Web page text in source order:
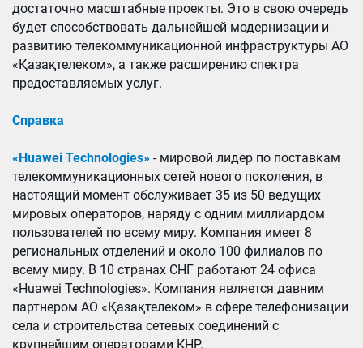
достаточно масштабные проекты. Это в свою очередь
будет способствовать дальнейшей модернизации и
развитию телекоммуникационной инфраструктуры АО
«Қазақтелеком», а также расширению спектра
предоставляемых услуг.
Справка
«Huawei Technologies» - мировой лидер по поставкам
телекоммуникационных сетей нового поколения, в
настоящий момент обслуживает 35 из 50 ведущих
мировых операторов, наряду с одним миллиардом
пользователей по всему миру. Компания имеет 8
региональных отделений и около 100 филиалов по
всему миру. В 10 странах СНГ работают 24 офиса
«Huawei Technologies». Компания является давним
партнером АО «Қазақтелеком» в сфере телефонизации
села и строительства сетевых соединений с
крупнейшим операторами КНР.